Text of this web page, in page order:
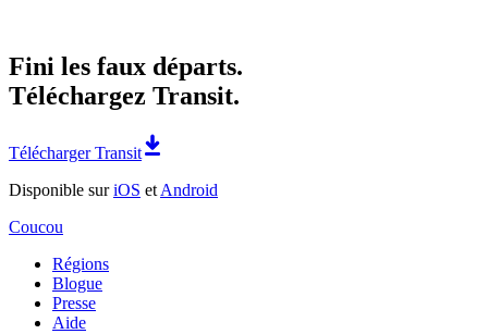
Fini les faux départs.
Téléchargez Transit.
Télécharger Transit
Disponible suriOS et Android
Coucou
Régions
Blogue
Presse
Aide